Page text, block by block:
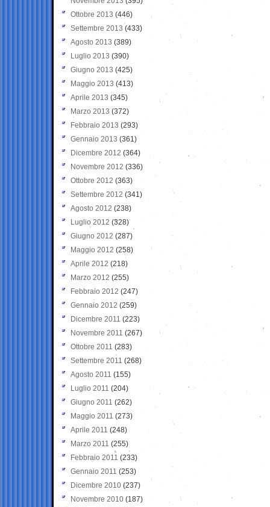
Ottobre 2013 (446)
Settembre 2013 (433)
Agosto 2013 (389)
Luglio 2013 (390)
Giugno 2013 (425)
Maggio 2013 (413)
Aprile 2013 (345)
Marzo 2013 (372)
Febbraio 2013 (293)
Gennaio 2013 (361)
Dicembre 2012 (364)
Novembre 2012 (336)
Ottobre 2012 (363)
Settembre 2012 (341)
Agosto 2012 (238)
Luglio 2012 (328)
Giugno 2012 (287)
Maggio 2012 (258)
Aprile 2012 (218)
Marzo 2012 (255)
Febbraio 2012 (247)
Gennaio 2012 (259)
Dicembre 2011 (223)
Novembre 2011 (267)
Ottobre 2011 (283)
Settembre 2011 (268)
Agosto 2011 (155)
Luglio 2011 (204)
Giugno 2011 (262)
Maggio 2011 (273)
Aprile 2011 (248)
Marzo 2011 (255)
Febbraio 2011 (233)
Gennaio 2011 (253)
Dicembre 2010 (237)
Novembre 2010 (187)